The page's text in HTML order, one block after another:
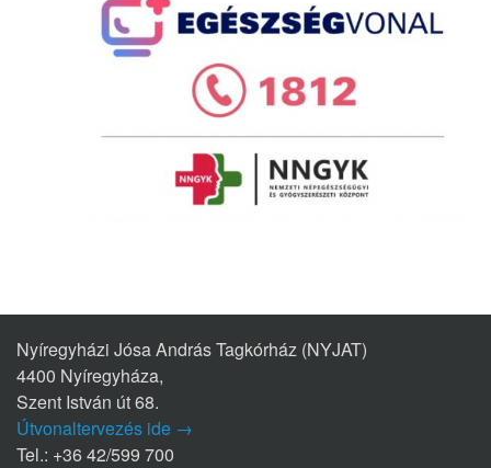
Nyíregyházi Jósa András Tagkórház (NYJAT)
4400 Nyíregyháza,
Szent István út 68.
Útvonaltervezés ide →
Tel.: +36 42/599 700